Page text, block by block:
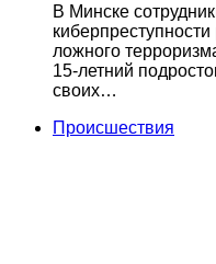
В Минске
ложного
15-летний
своих…
Происшествия